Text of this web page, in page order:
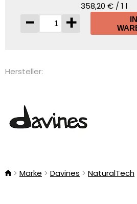
358,20 € / 1 l
- +
Hersteller:
Marke Davines NaturalTech